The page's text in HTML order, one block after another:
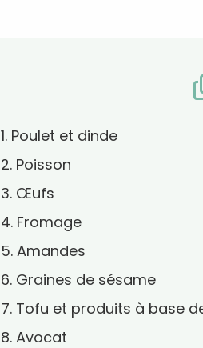
1. Poulet et dinde
2. Poisson
3. Œufs
4. Fromage
5. Amandes
6. Graines de sésame
7. Tofu et produits à base
8. Avocat